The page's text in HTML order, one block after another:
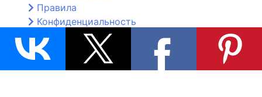
Правила
Конфиденциальность
Контакты